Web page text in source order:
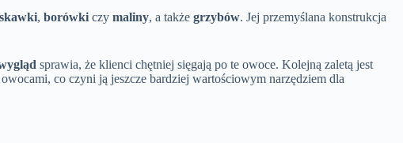
, borówki czy maliny, a także grzybów. Jej przemyślana konstrukcja
sprawia, że klienci chętniej sięgają po te owoce. Kolejną zaletą jest
co czyni ją jeszcze bardziej wartościowym narzędziem dla